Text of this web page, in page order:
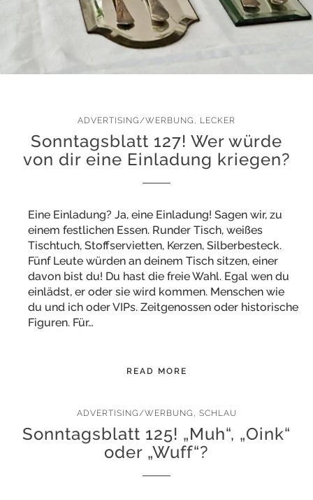
ADVERTISING/WERBUNG , LECKER
Sonntagsblatt 127! Wer würde
von dir eine Einladung kriegen?
Eine Einladung? Ja, eine Einladung! Sagen wir, zu
einem festlichen Essen. Runder Tisch, weißes
Tischtuch, Stoffservietten, Kerzen, Silberbesteck.
Fünf Leute würden an deinem Tisch sitzen, einer
davon bist du! Du hast die freie Wahl. Egal wen du
einlädst, er oder sie wird kommen. Menschen wie
du und ich oder VIPs. Zeitgenossen oder historische
Figuren. Für…
READ MORE
ADVERTISING/WERBUNG , SCHLAU
Sonntagsblatt 125! „Muh“, „Oink“
oder „Wuff“?